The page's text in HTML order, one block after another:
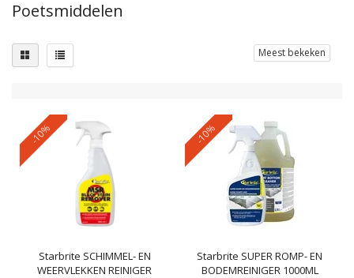
Poetsmiddelen
Meest bekeken
-10%
Starbrite SCHIMMEL- EN
WEERVLEKKEN REINIGER
-10%
Starbrite SUPER ROMP- EN
BODEMREINIGER 1000ML